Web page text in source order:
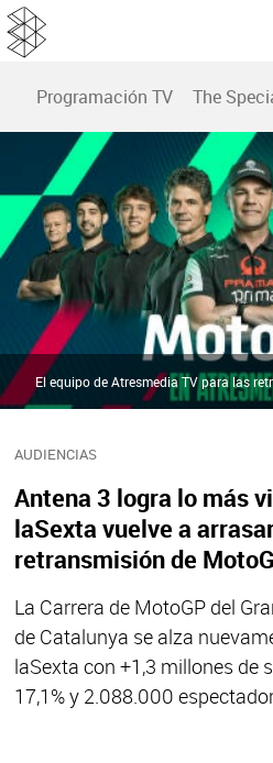
Programación TV The
AUDIENCIAS
Antena 3 logra lo más
laSexta vuelve a
retransmisión de
La Carrera de MotoGP del
de Catalunya se alza
laSexta con +1,3 millones de
17,1% y 2.088.000